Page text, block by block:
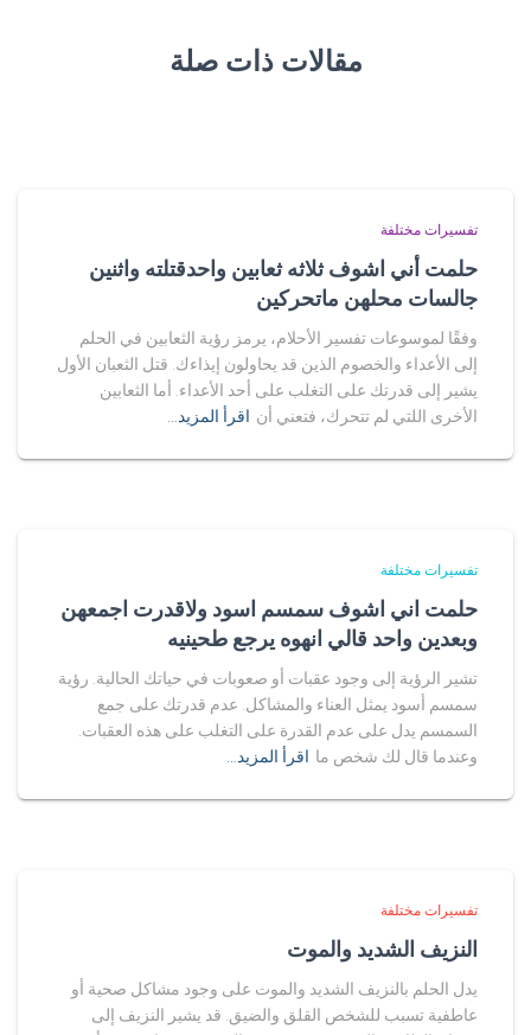
مقالات ذات صلة
تفسيرات مختلفة
حلمت أني اشوف ثلاثه ثعابين واحدقتلته واثنين
جالسات محلهن ماتحركين
وفقًا لموسوعات تفسير الأحلام، يرمز رؤية الثعابين في الحلم
إلى الأعداء والخصوم الذين قد يحاولون إيذاءك. قتل الثعبان الأول
يشير إلى قدرتك على التغلب على أحد الأعداء. أما الثعابين
الأخرى اللتي لم تتحرك، فتعني أن اقرأ المزيد…
تفسيرات مختلفة
حلمت اني اشوف سمسم اسود ولاقدرت اجمعهن
وبعدين واحد قالي انهوه يرجع طحينيه
تشير الرؤية إلى وجود عقبات أو صعوبات في حياتك الحالية. رؤية
سمسم أسود يمثل العناء والمشاكل. عدم قدرتك على جمع
السمسم يدل على عدم القدرة على التغلب على هذه العقبات.
وعندما قال لك شخص ما اقرأ المزيد…
تفسيرات مختلفة
النزيف الشديد والموت
يدل الحلم بالنزيف الشديد والموت على وجود مشاكل صحية أو
عاطفية تسبب للشخص القلق والضيق. قد يشير النزيف إلى